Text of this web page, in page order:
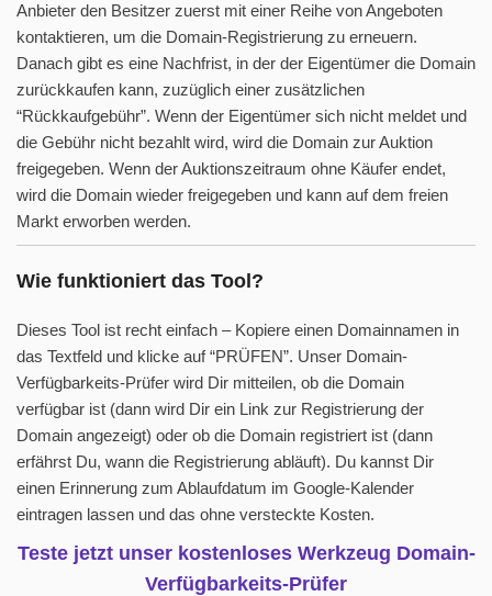
Anbieter den Besitzer zuerst mit einer Reihe von Angeboten
kontaktieren, um die Domain-Registrierung zu erneuern.
Danach gibt es eine Nachfrist, in der der Eigentümer die Domain
zurückkaufen kann, zuzüglich einer zusätzlichen
“Rückkaufgebühr”. Wenn der Eigentümer sich nicht meldet und
die Gebühr nicht bezahlt wird, wird die Domain zur Auktion
freigegeben. Wenn der Auktionszeitraum ohne Käufer endet,
wird die Domain wieder freigegeben und kann auf dem freien
Markt erworben werden.
Wie funktioniert das Tool?
Dieses Tool ist recht einfach – Kopiere einen Domainnamen in
das Textfeld und klicke auf “PRÜFEN”. Unser Domain-
Verfügbarkeits-Prüfer wird Dir mitteilen, ob die Domain
verfügbar ist (dann wird Dir ein Link zur Registrierung der
Domain angezeigt) oder ob die Domain registriert ist (dann
erfährst Du, wann die Registrierung abläuft). Du kannst Dir
einen Erinnerung zum Ablaufdatum im Google-Kalender
eintragen lassen und das ohne versteckte Kosten.
Teste jetzt unser kostenloses Werkzeug Domain-
Verfügbarkeits-Prüfer